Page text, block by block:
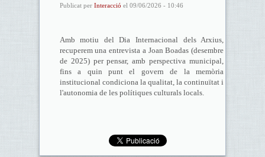
Publicat per Interacció el 09/06/2026 - 10:46
Amb motiu del Dia Internacional dels Arxius,
recuperem una entrevista a Joan Boadas (desembre
de 2025) per pensar, amb perspectiva municipal,
fins a quin punt el govern de la memòria
institucional condiciona la qualitat, la continuïtat i
l'autonomia de les polítiques culturals locals.